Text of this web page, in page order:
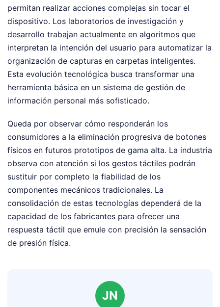
permitan realizar acciones complejas sin tocar el
dispositivo. Los laboratorios de investigación y
desarrollo trabajan actualmente en algoritmos que
interpretan la intención del usuario para automatizar la
organización de capturas en carpetas inteligentes.
Esta evolución tecnológica busca transformar una
herramienta básica en un sistema de gestión de
información personal más sofisticado.
Queda por observar cómo responderán los
consumidores a la eliminación progresiva de botones
físicos en futuros prototipos de gama alta. La industria
observa con atención si los gestos táctiles podrán
sustituir por completo la fiabilidad de los
componentes mecánicos tradicionales. La
consolidación de estas tecnologías dependerá de la
capacidad de los fabricantes para ofrecer una
respuesta táctil que emule con precisión la sensación
de presión física.
JN